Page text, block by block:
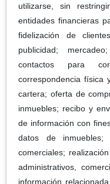
utilizarse, sin
entidades financieras
fidelización de
publicidad;
contactos para
correspondencia física
cartera; oferta de
inmuebles; recibo y
de información con
datos de inmuebles;
comerciales;
administrativos,
información